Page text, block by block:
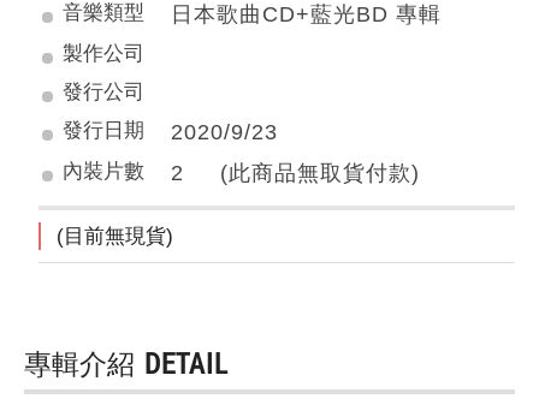
音樂類型 日本歌曲CD+藍光BD 專輯
製作公司
發行公司
發行日期
2020/9/23
內裝片數 2 (此商品無取貨付款)
(目前無現貨)
專輯介紹 DETAIL